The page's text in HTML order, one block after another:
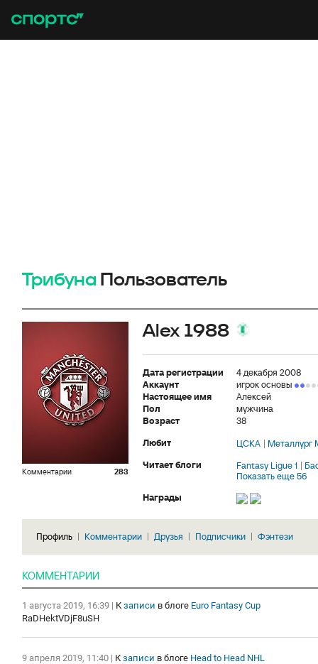
Трибуна Пользователь
Комментарии 283
Alex 1988
Дата регистрации
4 декабря 2008
Аккаунт
игрок основы
Настоящее имя
Алексей
Пол
мужчина
Возраст
38
Любит
ЦСКА
Металлург
Читает блоги
Fantasy Ligue 1
Показать еще 56
Награды
Профиль Комментарии Друзья Подписчики Фэнтези
КОММЕНТАРИИ
1 августа 2019, 16:39 | К записи в блоге Euro Fantasy Cup
RaDHektVDjF8uSH
9 апреля 2019, 11:40 | К записи в блоге Head to Head NHL